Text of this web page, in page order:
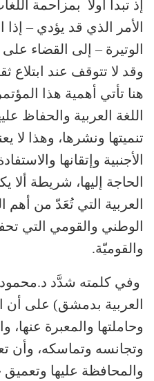
إذ تبدأ أولًا بمزاحمة
الأمر الذي قد يؤدي –
الوتيرة – إلى القضاء
وقد لا تتوقف عند
هنا تأتي أهمية هذا
اللغة العربية والحفاظ
تنميتها ونشرها، وهذا لا
الأجنبية وإتقانها
الحاجة إليها، شريطة
العربية التي تُعَدّ من
الوطني والقومي التي
والقوميّة.
وفي كلمته شدَّد
العربية بدمشق) على أن
وحاملتها والمعبرة
وتجانسه وتماسكه، وأن
والمحافظة عليها وتعميق